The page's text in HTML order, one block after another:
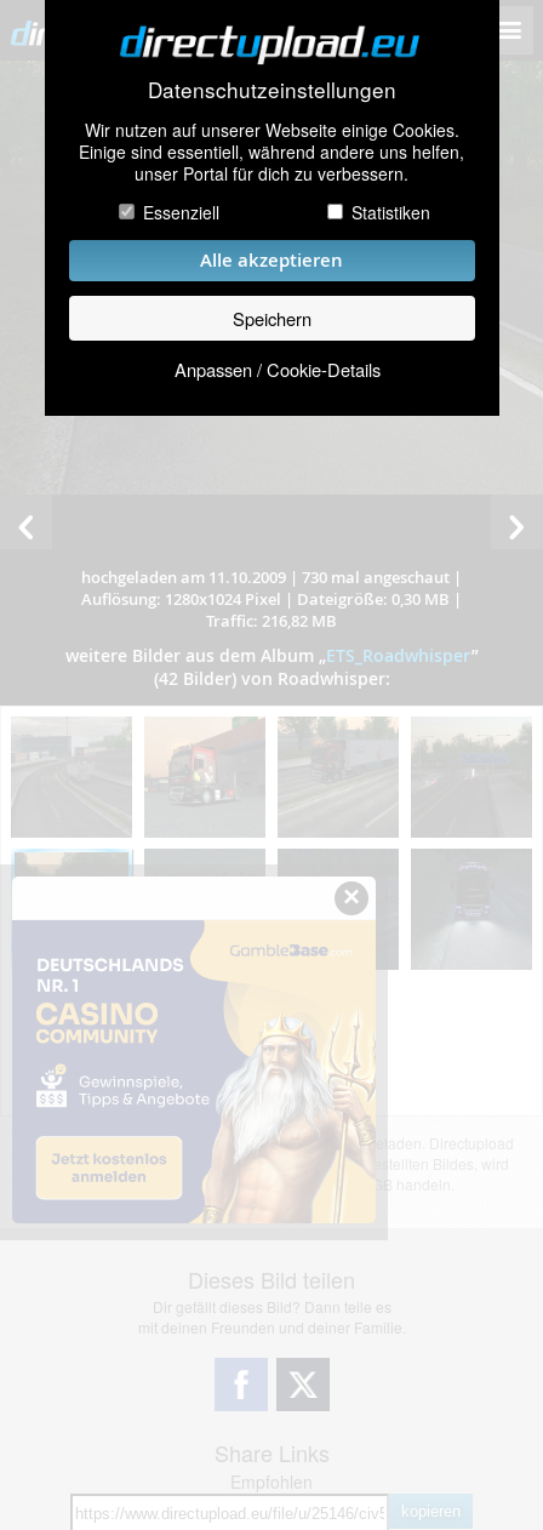
Datenschutzeinstellungen
Wir nutzen auf unserer Webseite einige Cookies.
Einige sind essentiell, während andere uns helfen,
unser Portal für dich zu verbessern.
Essenziell
Statistiken
Alle akzeptieren
Speichern
Anpassen / Cookie-Details
hochgeladen am 11.10.2009 | 730 mal angeschaut |
Auflösung: 1280x1024 Pixel | Dateigröße: 0,30 MB |
Traffic: 216,82 MB
weitere Bilder aus dem Album „ETS_Roadwhisper”
(42 Bilder) von Roadwhisper:
Das dargestellte Bild wurde von einem Nutzer hochgeladen. Directupload
übernimmt keinerlei Haftung für den Inhalt des dargestellten Bildes, wird
jedoch bei Verstößen nach §2(3) unserer AGB handeln.
Dieses Bild teilen
Dir gefällt dieses Bild? Dann teile es
mit deinen Freunden und deiner Familie.
Share Links
Empfohlen
kopieren
×